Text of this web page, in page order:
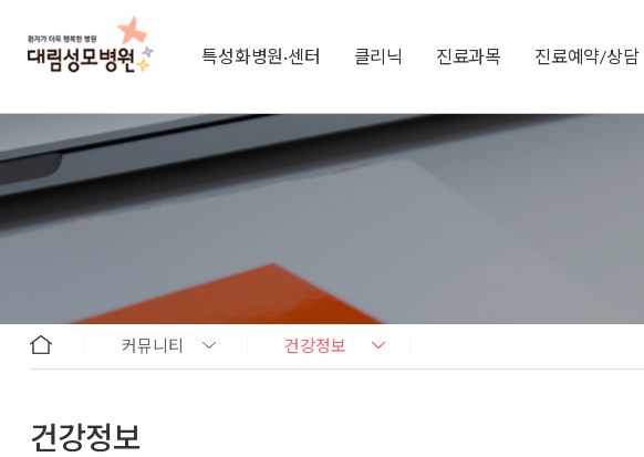
특성화병원·센터 클리닉 진료과목 진료예약/상담
커뮤니티 건강정보
건강정보